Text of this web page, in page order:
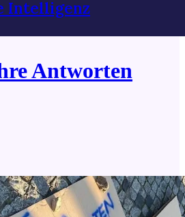
Intelligenz
Antworten